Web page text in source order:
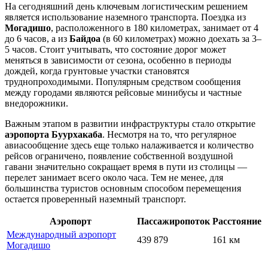
На сегодняшний день ключевым логистическим решением
является использование наземного транспорта. Поездка из
Могадишо, расположенного в 180 километрах, занимает от 4
до 6 часов, а из Байдоа (в 60 километрах) можно доехать за 3–
5 часов. Стоит учитывать, что состояние дорог может
меняться в зависимости от сезона, особенно в периоды
дождей, когда грунтовые участки становятся
труднопроходимыми. Популярным средством сообщения
между городами являются рейсовые минибусы и частные
внедорожники.
Важным этапом в развитии инфраструктуры стало открытие
аэропорта Буурхакаба. Несмотря на то, что регулярное
авиасообщение здесь еще только налаживается и количество
рейсов ограничено, появление собственной воздушной
гавани значительно сокращает время в пути из столицы —
перелет занимает всего около часа. Тем не менее, для
большинства туристов основным способом перемещения
остается проверенный наземный транспорт.
Аэропорт Пассажиропоток Расстояние
Международный аэропорт
Могадишо
439 879 161 км